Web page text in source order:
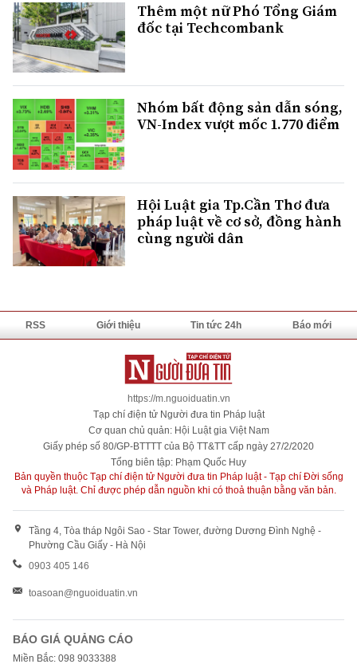
Thêm một nữ Phó Tổng Giám
đốc tại Techcombank
Nhóm bất động sản dẫn sóng,
VN-Index vượt mốc 1.770 điểm
Hội Luật gia Tp.Cần Thơ đưa
pháp luật về cơ sở, đồng hành
cùng người dân
RSS Giới thiệu Tin tức 24h Báo mới
https://m.nguoiduatin.vn
Tạp chí điện tử Người đưa tin Pháp luật
Cơ quan chủ quản: Hội Luật gia Việt Nam
Giấy phép số 80/GP-BTTTT của Bộ TT&TT cấp ngày 27/2/2020
Tổng biên tập: Phạm Quốc Huy
Bản quyền thuộc Tạp chí điện tử Người đưa tin Pháp luật - Tạp chí Đời sống
và Pháp luật. Chỉ được phép dẫn nguồn khi có thoả thuận bằng văn bản.
Tầng 4, Tòa tháp Ngôi Sao - Star Tower, đường Dương Đình Nghệ -
Phường Cầu Giấy - Hà Nội
0903 405 146
toasoan@nguoiduatin.vn
BÁO GIÁ QUẢNG CÁO
Miền Bắc: 098 9033388